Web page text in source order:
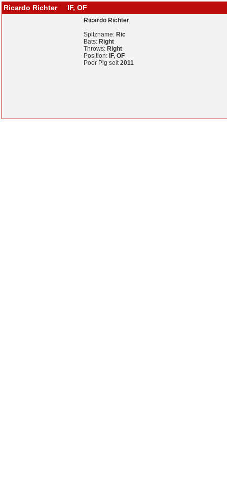
Ricardo Richter IF, OF
Ricardo Richter
Spitzname: Ric
Bats: Right
Throws: Right
Position: IF, OF
Poor Pig seit2011